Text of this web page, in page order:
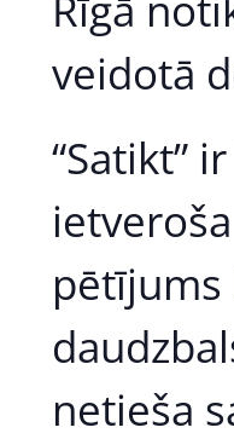
veidotā
“Satikt”
netieša